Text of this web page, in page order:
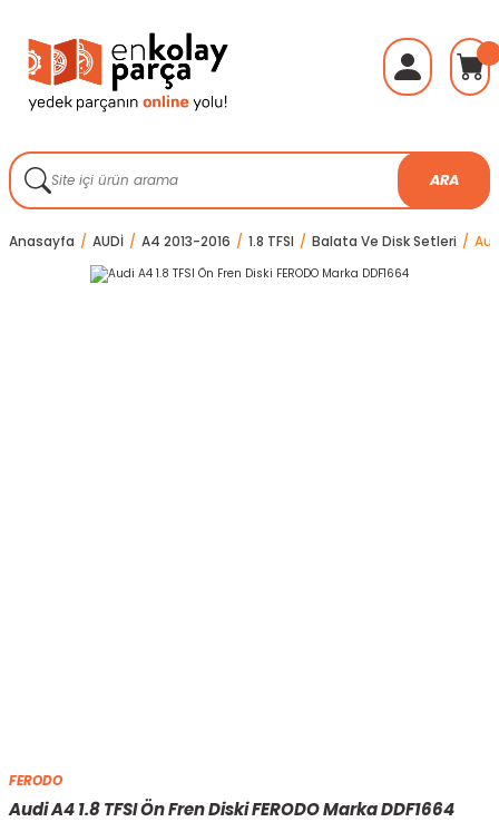
ARA
Anasayfa AUDİ A4 2013-2016 1.8 TFSI Balata Ve Disk Setleri
FERODO
Audi A4 1.8 TFSI Ön Fren Diski FERODO Marka DDF1664